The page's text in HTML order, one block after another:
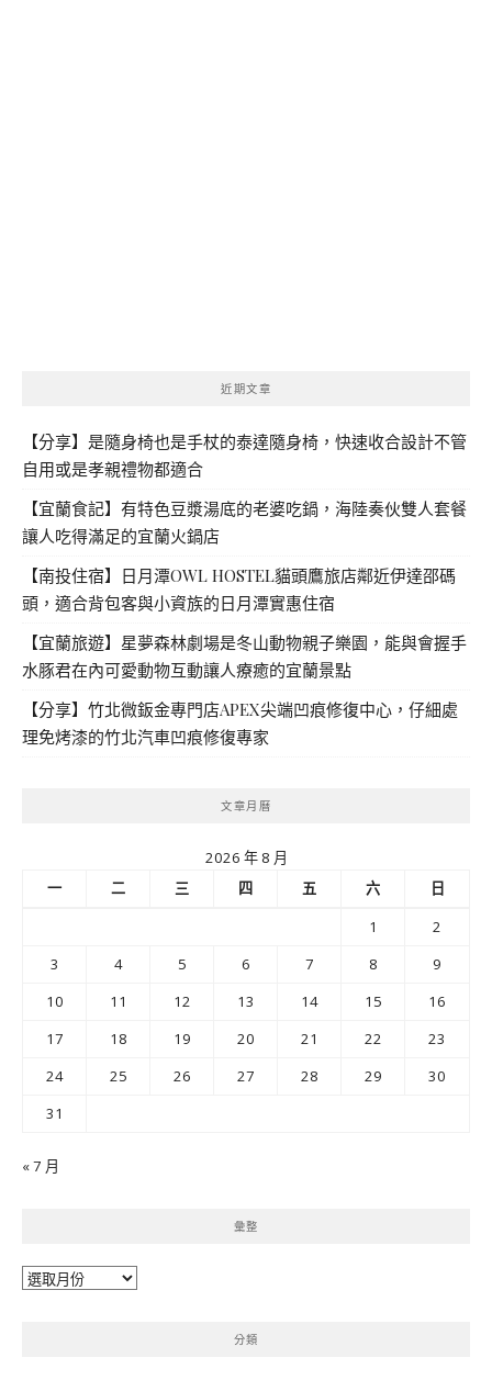
近期文章
【分享】是隨身椅也是手杖的泰達隨身椅，快速收合設計不管
自用或是孝親禮物都適合
【宜蘭食記】有特色豆漿湯底的老婆吃鍋，海陸奏伙雙人套餐
讓人吃得滿足的宜蘭火鍋店
【南投住宿】日月潭OWL HOSTEL貓頭鷹旅店鄰近伊達邵碼
頭，適合背包客與小資族的日月潭實惠住宿
【宜蘭旅遊】星夢森林劇場是冬山動物親子樂園，能與會握手
水豚君在內可愛動物互動讓人療癒的宜蘭景點
【分享】竹北微鈑金專門店APEX尖端凹痕修復中心，仔細處
理免烤漆的竹北汽車凹痕修復專家
文章月曆
2026 年 8 月
一
二 三 四 五 六
日
1
2
3
4 5 6 7 8
9
10
11 12 13 14 15
16
17
18 19 20 21 22
23
24
25 26 27 28 29
30
31
« 7 月
彙整
彙
分類